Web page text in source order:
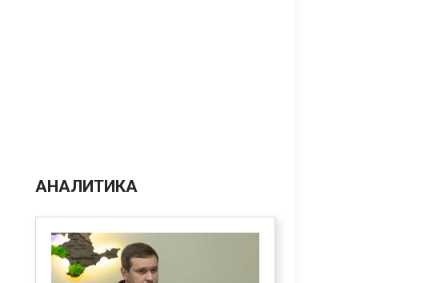
АНАЛИТИКА